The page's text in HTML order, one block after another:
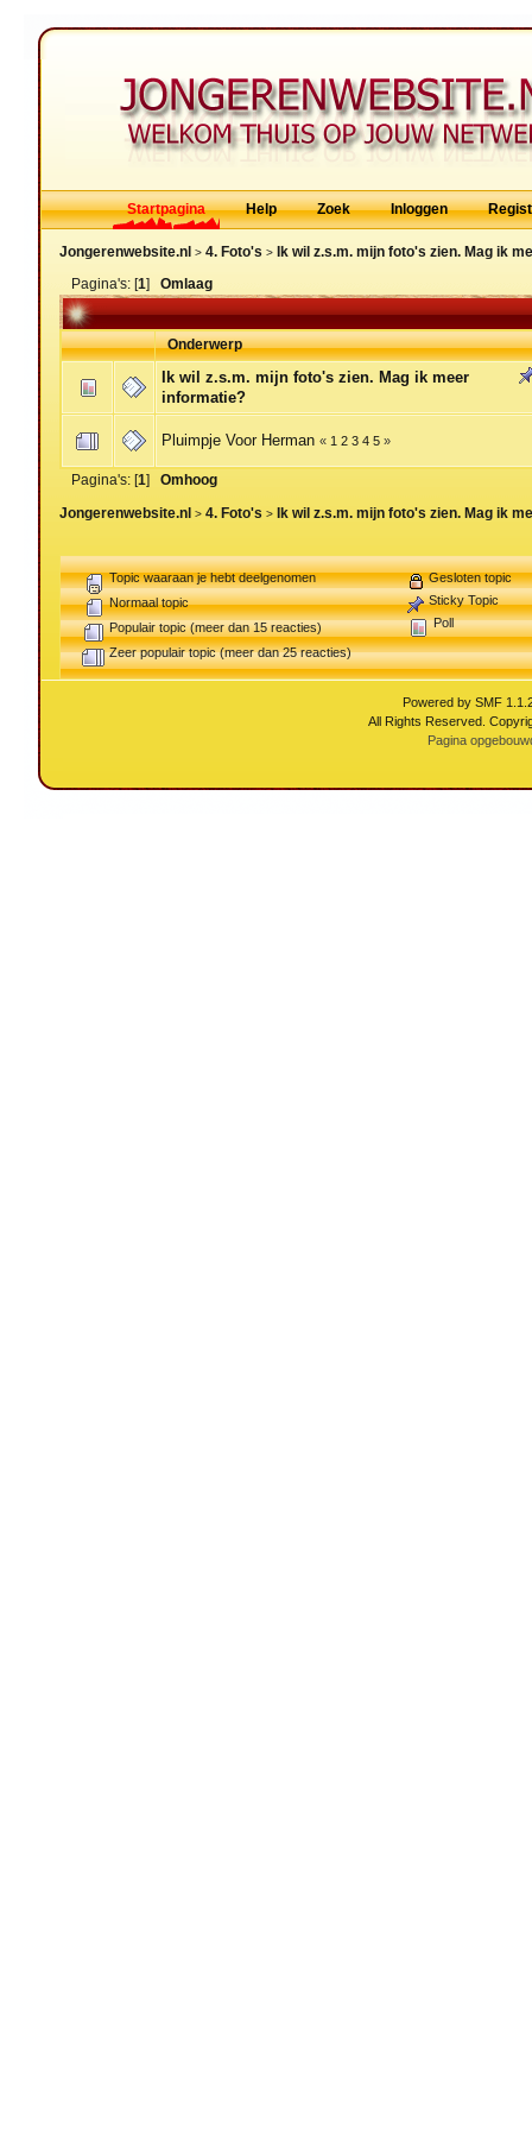
Startpagina Help Zoek Inloggen
Jongerenwebsite.nl > 4. Foto's > Ik wil z.s.m. mijn foto's zien. Mag ik
Pagina's: [1] Omlaag
Onderwerp
Ik wil z.s.m. mijn foto's zien. Mag ik meer
informatie?
Pluimpje Voor Herman « 1 2 3 4 5 »
Pagina's: [1] Omhoog
Jongerenwebsite.nl > 4. Foto's > Ik wil z.s.m. mijn foto's zien. Mag ik
Topic waaraan je hebt deelgenomen
Normaal topic
Populair topic (meer dan 15 reacties)
Zeer populair topic (meer dan 25 reacties)
Gesloten topic
Sticky Topic
Poll
Powered by SMF
All Rights Reserved.
Pagina